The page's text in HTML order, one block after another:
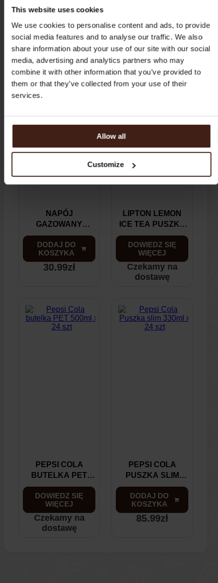
This website uses cookies
We use cookies to personalise content and ads, to provide
social media features and to analyse our traffic. We also
share information about your use of our site with our social
media, advertising and analytics partners who may
combine it with other information that you’ve provided to
them or that they’ve collected from your use of their
services.
Allow all
Customize
POLECANE PRODUKTY
NOWOŚĆ
NAPÓJ
GAZOWANY
NESTEA ICE TEA
MALINA-MIĘTA
330ML X 12 SZT
30.99zł
DODAJ DO
KOSZYKA
LIPTON LEMON
ICE TEA PUSZKA
SLIM 330ML X 24
SZT
Czekamy na
dostawę
DOWIEDZ SIĘ
WIĘCEJ
PEPSI COLA
BUTELKA PET
500ML X 24 SZT
Czekamy na
dostawę
DOWIEDZ SIĘ
WIĘCEJ
PEPSI COLA
PUSZKA SLIM
330ML X 24 SZT
85.99zł
DODAJ DO
KOSZYKA